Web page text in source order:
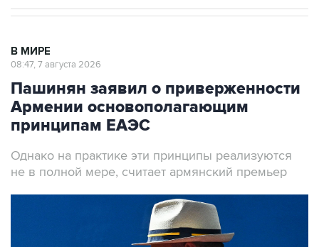
В МИРЕ
08:47, 7 августа 2026
Пашинян заявил о приверженности
Армении основополагающим
принципам ЕАЭС
Однако на практике эти принципы реализуются
не в полной мере, считает армянский премьер